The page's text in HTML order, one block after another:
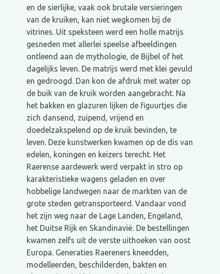
en de sierlijke, vaak ook brutale versieringen
van de kruiken, kan niet wegkomen bij de
vitrines. Uit speksteen werd een holle matrijs
gesneden met allerlei speelse afbeeldingen
ontleend aan de mythologie, de Bijbel of het
dagelijks leven. De matrijs werd met klei gevuld
en gedroogd. Dan kon de afdruk met water op
de buik van de kruik worden aangebracht. Na
het bakken en glazuren lijken de figuurtjes die
zich dansend, zuipend, vrijend en
doedelzakspelend op de kruik bevinden, te
leven. Deze kunstwerken kwamen op de dis van
edelen, koningen en keizers terecht. Het
Raerense aardewerk werd verpakt in stro op
karakteristieke wagens geladen en over
hobbelige landwegen naar de markten van de
grote steden getransporteerd. Vandaar vond
het zijn weg naar de Lage Landen, Engeland,
het Duitse Rijk en Skandinavië. De bestellingen
kwamen zelfs uit de verste uithoeken van oost
Europa. Generaties Raereners kneedden,
modelleerden, beschilderden, bakten en